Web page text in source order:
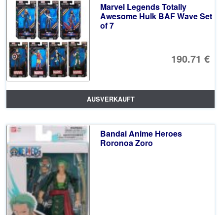
Marvel Legends Totally
Awesome Hulk BAF Wave Set
of 7
190.71 €
AUSVERKAUFT
Bandai Anime Heroes
Roronoa Zoro